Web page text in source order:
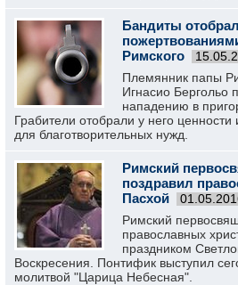
Бандиты
Римского
Племянник папы
Игнасио Бергольо
нападению в
Грабители отобрали у него
для благотворительных нужд.
Римский
поздравил
Пасхой
Римский
православных
праздником
Воскресения. Понтифик выступил
молитвой "Царица Небесная".